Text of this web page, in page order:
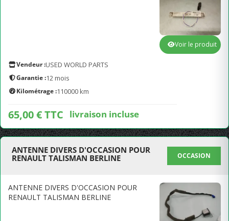
Vendeur :USED WORLD PARTS
Garantie :12 mois
Kilométrage :110000 km
65,00 € TTC livraison incluse
Voir le produit
ANTENNE DIVERS D'OCCASION POUR
RENAULT TALISMAN BERLINE
OCCASION
ANTENNE DIVERS D'OCCASION POUR
RENAULT TALISMAN BERLINE